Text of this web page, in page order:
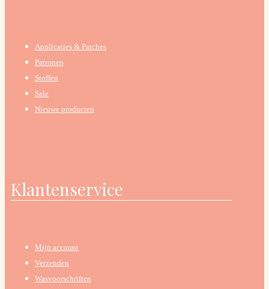
Applicaties & Patches
Patronen
Stoffen
Sale
Nieuwe producten
Klantenservice
Mijn account
Verzenden
Wasvoorschriften